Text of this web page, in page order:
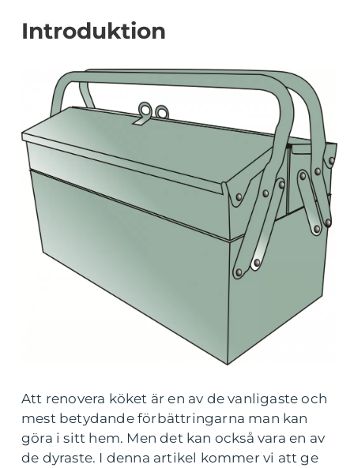
Introduktion
Att renovera köket är en av de vanligaste och
mest betydande förbättringarna man kan
göra i sitt hem. Men det kan också vara en av
de dyraste. I denna artikel kommer vi att ge